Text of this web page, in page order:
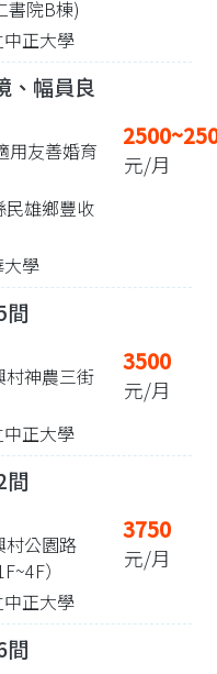
書院B棟)
正大學
、幅員良
用友善婚育
民雄鄉豐收
學
元/月
間
村神農三街
正大學
3500
元/月
間
村公園路
）
正大學
3750
元/月
間